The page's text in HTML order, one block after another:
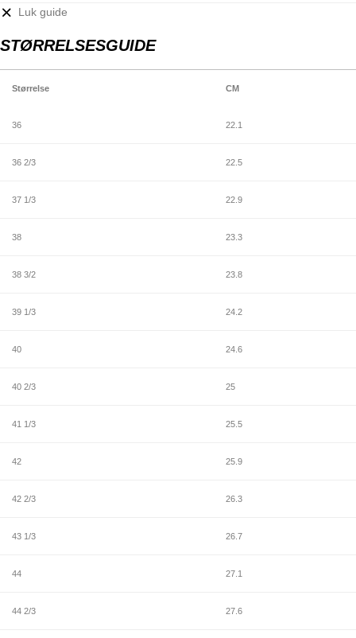
Luk guide
STØRRELSESGUIDE
Størrelse CM
36 22.1
36 2/3 22.5
37 1/3 22.9
38 23.3
38 3/2 23.8
39 1/3 24.2
40 24.6
40 2/3 25
41 1/3 25.5
42 25.9
42 2/3 26.3
43 1/3 26.7
44 27.1
44 2/3 27.6